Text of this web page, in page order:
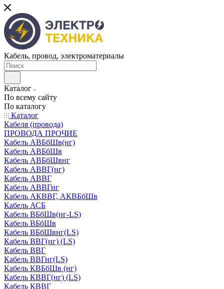
Кабель, провод, электроматериалы
Каталог
По всему сайту
По каталогу
Каталог
Кабеля (провода)
ПРОВОДА ПРОЧИЕ
Кабель АВБбШв(нг)
Кабель АВБбШв
Кабель АВБбШвнг
Кабель АВВГ(нг)
Кабель АВВГ
Кабель АВВГнг
Кабель АКВВГ, АКВБбШв
Кабель АСБ
Кабель ВБбШв(нг-LS)
Кабель ВБбШв
Кабель ВБбШвнг(LS)
Кабель ВВГ(нг) (LS)
Кабель ВВГ
Кабель ВВГнг(LS)
Кабель КВБбШв (нг)
Кабель КВВГ(нг) (LS)
Кабель КВВГ